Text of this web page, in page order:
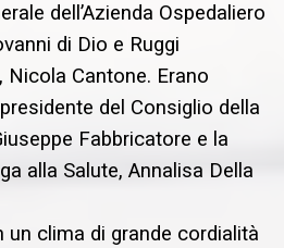
dell’Azienda Ospedaliero
di Dio e Ruggi
Nicola Cantone. Erano
del Consiglio della
Fabbricatore e la
alla Salute, Annalisa Della
un clima di grande cordialità